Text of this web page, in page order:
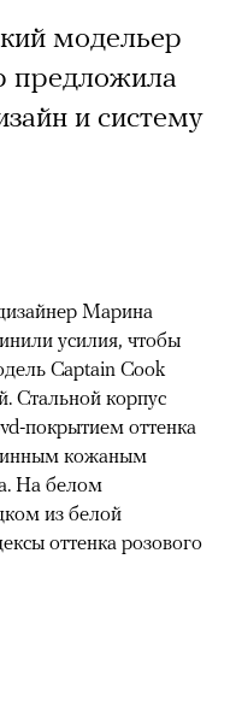
модельер
предложила
и систему
Марина
усилия, чтобы
Captain Cook
Стальной корпус
покрытием оттенка
кожаным
На белом
из белой
оттенка розового